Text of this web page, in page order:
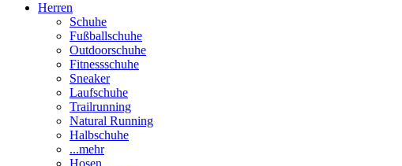
Herren
Schuhe
Fußballschuhe
Outdoorschuhe
Fitnessschuhe
Sneaker
Laufschuhe
Trailrunning
Natural Running
Halbschuhe
...mehr
Hosen